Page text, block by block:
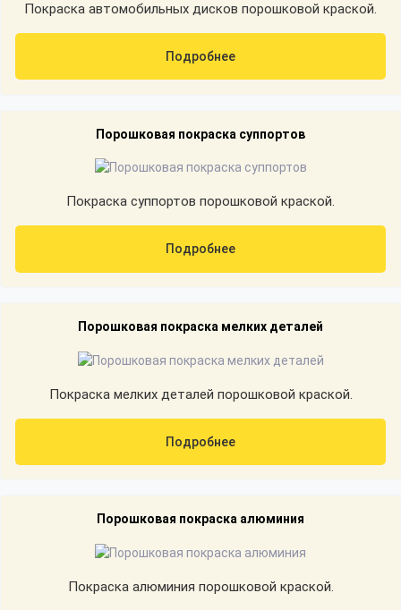
Покраска автомобильных дисков порошковой краской.
Подробнее
Порошковая покраска суппортов
Покраска суппортов порошковой краской.
Подробнее
Порошковая покраска мелких деталей
Покраска мелких деталей порошковой краской.
Подробнее
Порошковая покраска алюминия
Покраска алюминия порошковой краской.